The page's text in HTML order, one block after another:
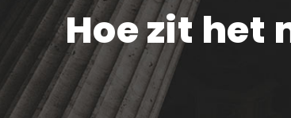
Hoe zit het